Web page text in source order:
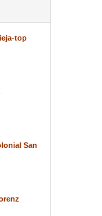
top
San